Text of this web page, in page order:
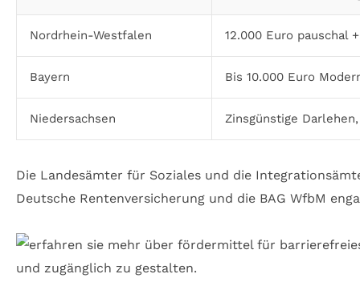
Nordrhein-Westfalen 12.000 Euro pauschal
Bayern Bis 10.000 Euro
Niedersachsen Zinsgünstige
Die Landesämter für Soziales und die
Deutsche Rentenversicherung und die BAG WfbM